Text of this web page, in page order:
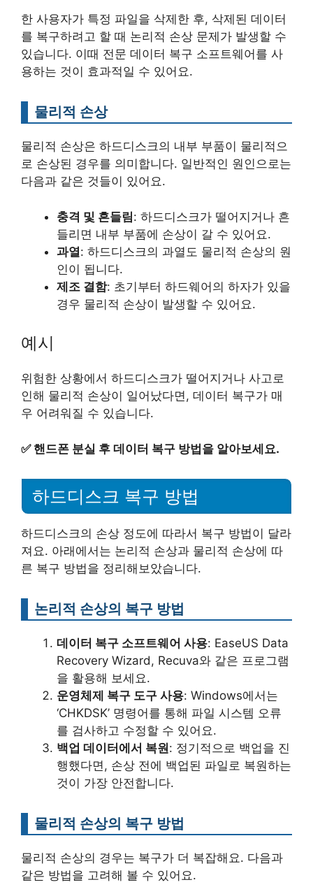
한 사용자가 특정 파일을 삭제한 후, 삭제된 데이터
를 복구하려고 할 때 논리적 손상 문제가 발생할 수
있습니다. 이때 전문 데이터 복구 소프트웨어를 사
용하는 것이 효과적일 수 있어요.
물리적 손상
물리적 손상은 하드디스크의 내부 부품이 물리적으
로 손상된 경우를 의미합니다. 일반적인 원인으로는
다음과 같은 것들이 있어요.
충격 및 흔들림: 하드디스크가 떨어지거나 흔
들리면 내부 부품에 손상이 갈 수 있어요.
과열: 하드디스크의 과열도 물리적 손상의 원
인이 됩니다.
제조 결함: 초기부터 하드웨어의 하자가 있을
경우 물리적 손상이 발생할 수 있어요.
예시
위험한 상황에서 하드디스크가 떨어지거나 사고로
인해 물리적 손상이 일어났다면, 데이터 복구가 매
우 어려워질 수 있습니다.
✅ 핸드폰 분실 후 데이터 복구 방법을 알아보세요.
하드디스크 복구 방법
하드디스크의 손상 정도에 따라서 복구 방법이 달라
져요. 아래에서는 논리적 손상과 물리적 손상에 따
른 복구 방법을 정리해보았습니다.
논리적 손상의 복구 방법
데이터 복구 소프트웨어 사용: EaseUS Data
Recovery Wizard, Recuva와 같은 프로그램
을 활용해 보세요.
운영체제 복구 도구 사용: Windows에서는
‘CHKDSK’ 명령어를 통해 파일 시스템 오류
를 검사하고 수정할 수 있어요.
백업 데이터에서 복원: 정기적으로 백업을 진
행했다면, 손상 전에 백업된 파일로 복원하는
것이 가장 안전합니다.
물리적 손상의 복구 방법
물리적 손상의 경우는 복구가 더 복잡해요. 다음과
같은 방법을 고려해 볼 수 있어요.